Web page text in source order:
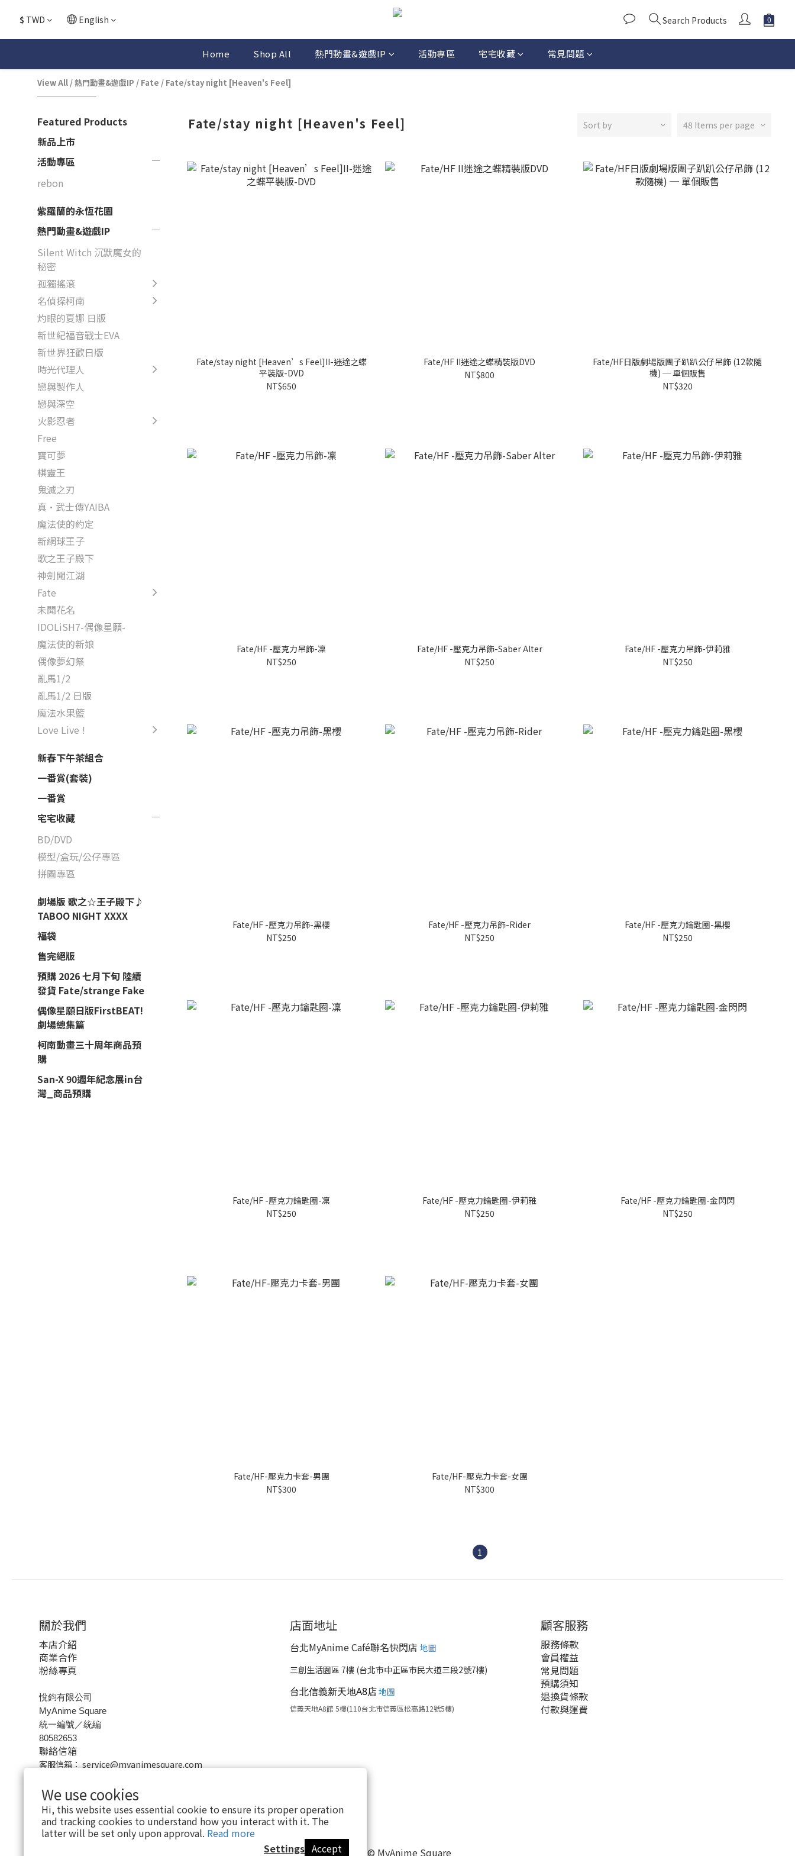
We use cookies
Hi, this website uses essential cookie to ensure its proper operation
and tracking cookies to understand how you interact with it. The
latter will be set only upon approval. Read more
Settings Accept
$ TWD English Search Products
Home Shop All 熱門動畫&遊戲IP 活動專區 宅宅收藏 常見問題
View All /熱門動畫&遊戲IP / Fate / Fate/stay night [Heaven's Feel]
Featured Products
新品上市
活動專區
rebon
紫羅蘭的永恆花園
熱門動畫&遊戲IP
Silent Witch 沉默魔女的
秘密
孤獨搖滾
名偵探柯南
灼眼的夏娜 日版
新世紀福音戰士EVA
新世界狂歡日版
時光代理人
戀與製作人
戀與深空
火影忍者
Free
寶可夢
棋靈王
鬼滅之刃
真·武士傳YAIBA
魔法使的約定
新網球王子
歌之王子殿下
神劍闖江湖
Fate
未聞花名
IDOLiSH7-偶像星願-
魔法使的新娘
偶像夢幻祭
亂馬1/2
亂馬1/2 日版
魔法水果籃
Love Live !
新春下午茶組合
一番賞(套裝)
一番賞
宅宅收藏
BD/DVD
模型/盒玩/公仔專區
拼圖專區
劇場版 歌之☆王子殿下♪
TABOO NIGHT XXXX
福袋
售完絕版
預購 2026 七月下旬 陸續
發貨 Fate/strange Fake
偶像星願日版FirstBEAT!
劇場總集篇
柯南動畫三十周年商品預
購
San-X 90週年紀念展in台
灣_商品預購
Fate/stay night [Heaven's Feel] Sort by 48 Items per page
Fate/stay night [Heaven’s Feel]II-迷途之蝶
平裝版-DVD
NT$650
Fate/HF II迷途之蝶精裝版DVD
NT$800
Fate/HF日版劇場版團子趴趴公仔吊飾 (12款隨
機) ─ 單個販售
NT$320
Fate/HF -壓克力吊飾-凜
NT$250
Fate/HF -壓克力吊飾-Saber Alter
NT$250
Fate/HF -壓克力吊飾-伊莉雅
NT$250
Fate/HF -壓克力吊飾-黑櫻
NT$250
Fate/HF -壓克力吊飾-Rider
NT$250
Fate/HF -壓克力鑰匙圈-黑櫻
NT$250
Fate/HF -壓克力鑰匙圈-凜
NT$250
Fate/HF -壓克力鑰匙圈-伊莉雅
NT$250
Fate/HF -壓克力鑰匙圈-金閃閃
NT$250
Fate/HF-壓克力卡套-男團
NT$300
Fate/HF-壓克力卡套-女團
NT$300
1
關於我們
本店介紹
商業合作
粉絲專頁
悅鈞有限公司
MyAnime Square
統一編號／統編
80582653
聯絡信箱
客服信箱：service@myanimesquare.com
220新北市板橋區三民路二段37號25樓之1
店面地址
台北MyAnime Café聯名快閃店 地圖
三創生活園區 7樓 (台北市中正區市民大道三段2號7樓)
台北信義新天地A8店地圖
信義天地A8館 5樓(110台北市信義區松高路12號5樓)
顧客服務
服務條款
會員權益
常見問題
預購須知
退換貨條款
付款與運費
2020 © MyAnime Square